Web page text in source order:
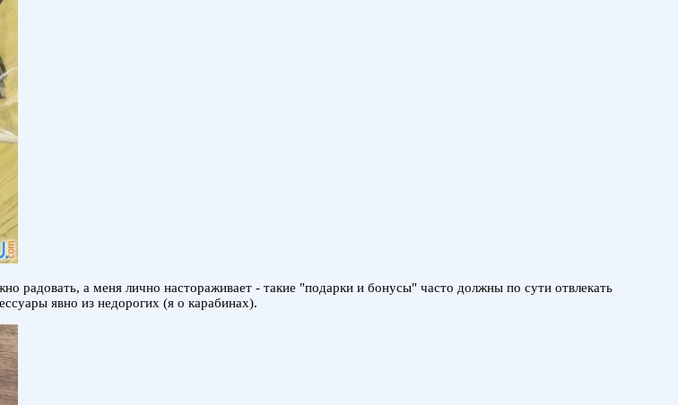
радовать, а меня лично настораживает - такие "подарки и бонусы" часто должны по сути отвлекать
явно из недорогих (я о карабинах).